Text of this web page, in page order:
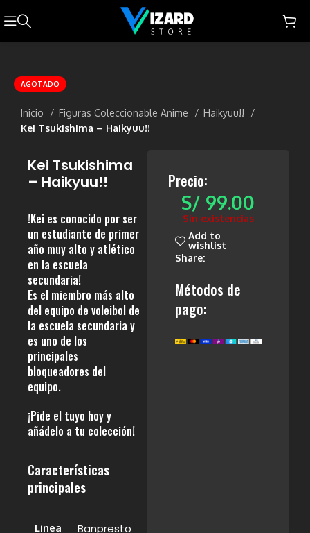
AGOTADO
Inicio Figuras Coleccionable Anime
Haikyuu!!
Kei Tsukishima – Haikyuu!!
Kei Tsukishima
– Haikyuu!!
!Kei es conocido por ser
un estudiante de primer
año muy alto y atlético
en la escuela
secundaria!
Es el miembro más alto
del equipo de voleibol de
la escuela secundaria y
es uno de los
principales
bloqueadores del
equipo.
¡Pide el tuyo hoy y
añádelo a tu colección!
Características
principales
Linea Banpresto
Precio:
S/ 99.00
Sin existencias
Add to
wishlist
Share:
Métodos de
pago: